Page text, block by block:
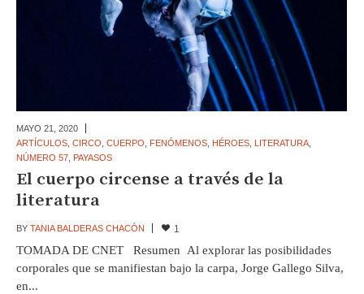
MAYO 21, 2020
ARTÍCULOS, CIRCO CUERPO FENÓMENOS, HÉROES, LITERATURA,
NÚMERO 57, PAYASOS
El cuerpo circense a través de la
literatura
BY TANIA BALDERAS CHACÓN 1
TOMADA DE CNET Resumen Al explorar las posibilidades
corporales que se manifiestan bajo la carpa, Jorge Gallego Silva,
en...